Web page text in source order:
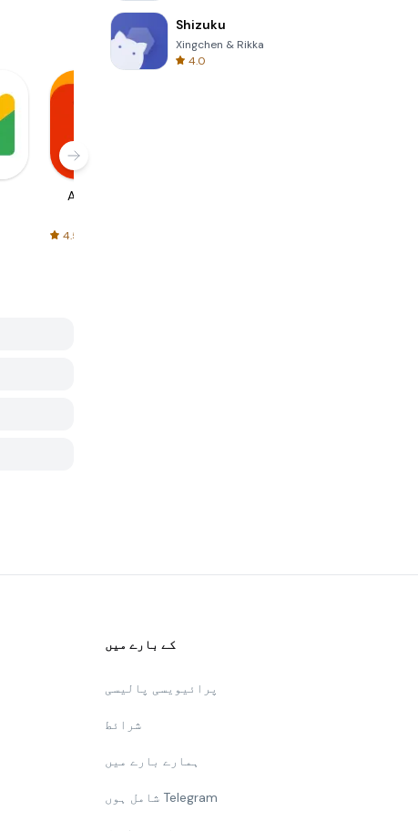
AliExpress
4.5
Shizuku
Xingchen & Rikka
4.0
کے بارے میں
پرائیویسی پالیسی
شرائط
ہمارے بارے میں
شامل ہوں Telegram